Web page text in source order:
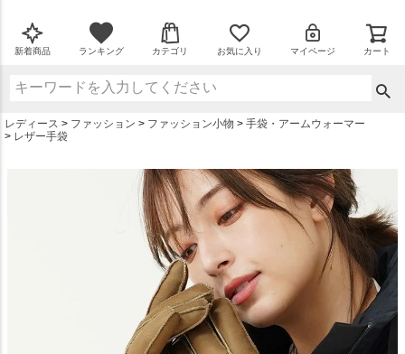
新着商品 ランキング カテゴリ お気に入り マイページ カート
レディース ファッション ファッション小物
手袋・アームウォーマー
レザー手袋